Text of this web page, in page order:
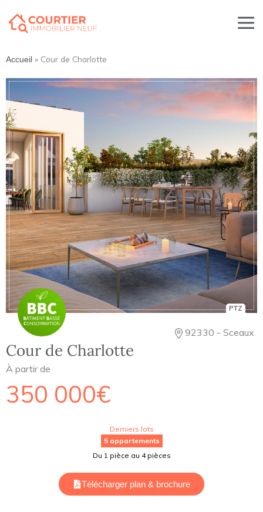
Accueil » Cour de Charlotte
PTZ
92330 - Sceaux
Cour de Charlotte
À partir de
350 000€
Derniers lots
5 appartements
Du 1 pièce au 4 pièces
Télécharger plan & brochure